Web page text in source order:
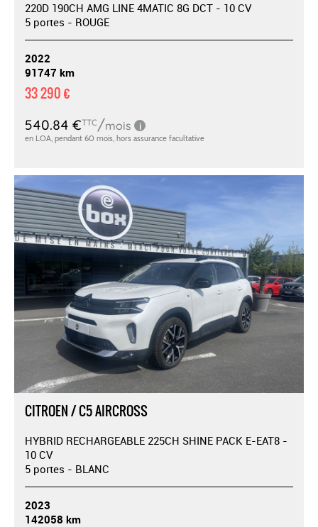
220D 190CH AMG LINE 4MATIC 8G DCT - 10 CV
5 portes - ROUGE
2022
91747 km
33 290 €
CITROEN / C5 AIRCROSS
HYBRID RECHARGEABLE 225CH SHINE PACK E-EAT8 -
10 CV
5 portes - BLANC
2023
142058 km